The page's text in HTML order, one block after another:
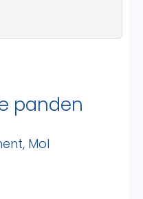
panden
Mol